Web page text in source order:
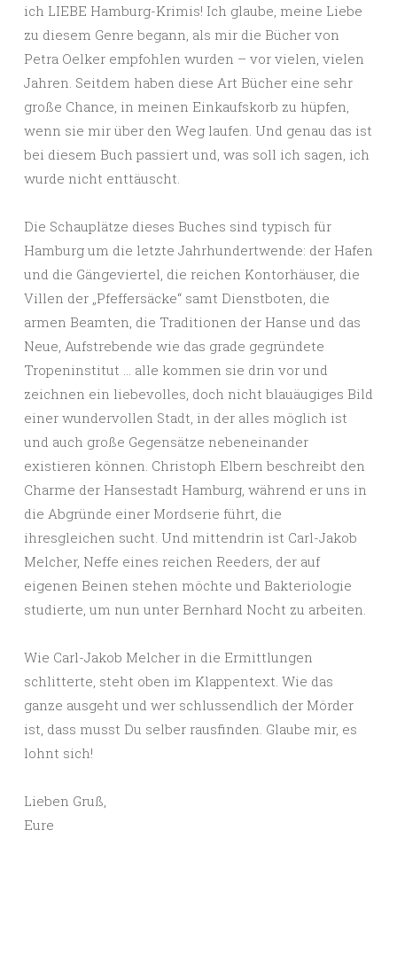
ich LIEBE Hamburg-Krimis! Ich glaube, meine Liebe
zu diesem Genre begann, als mir die Bücher von
Petra Oelker empfohlen wurden – vor vielen, vielen
Jahren. Seitdem haben diese Art Bücher eine sehr
große Chance, in meinen Einkaufskorb zu hüpfen,
wenn sie mir über den Weg laufen. Und genau das ist
bei diesem Buch passiert und, was soll ich sagen, ich
wurde nicht enttäuscht.
Die Schauplätze dieses Buches sind typisch für
Hamburg um die letzte Jahrhundertwende: der Hafen
und die Gängeviertel, die reichen Kontorhäuser, die
Villen der „Pfeffersäcke“ samt Dienstboten, die
armen Beamten, die Traditionen der Hanse und das
Neue, Aufstrebende wie das grade gegründete
Tropeninstitut … alle kommen sie drin vor und
zeichnen ein liebevolles, doch nicht blauäugiges Bild
einer wundervollen Stadt, in der alles möglich ist
und auch große Gegensätze nebeneinander
existieren können. Christoph Elbern beschreibt den
Charme der Hansestadt Hamburg, während er uns in
die Abgründe einer Mordserie führt, die
ihresgleichen sucht. Und mittendrin ist Carl-Jakob
Melcher, Neffe eines reichen Reeders, der auf
eigenen Beinen stehen möchte und Bakteriologie
studierte, um nun unter Bernhard Nocht zu arbeiten.
Wie Carl-Jakob Melcher in die Ermittlungen
schlitterte, steht oben im Klappentext. Wie das
ganze ausgeht und wer schlussendlich der Mörder
ist, dass musst Du selber rausfinden. Glaube mir, es
lohnt sich!
Lieben Gruß,
Eure